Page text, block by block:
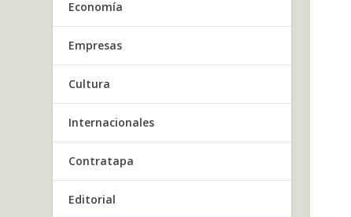
Economía
Empresas
Cultura
Internacionales
Contratapa
Editorial